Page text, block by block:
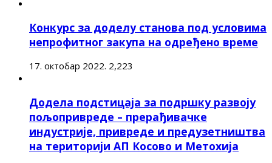
Конкурс за доделу станова под условима
непрофитног закупа на одређено време
17. октобар 2022. 2,223
Додела подстицаја за подршку развоју
пољопривреде – прерађивачке
индустрије, привреде и предузетништва
на територији АП Косово и Метохија